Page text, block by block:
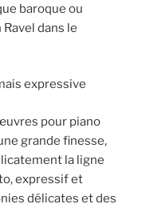
baroque ou
Ravel dans le
expressive
pour piano
grande finesse,
la ligne
expressif et
délicates et des